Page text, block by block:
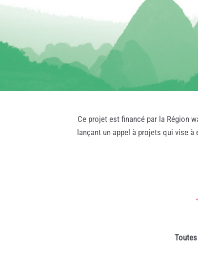
Ce projet est financé par la Région
lançant un appel à projets qui vise